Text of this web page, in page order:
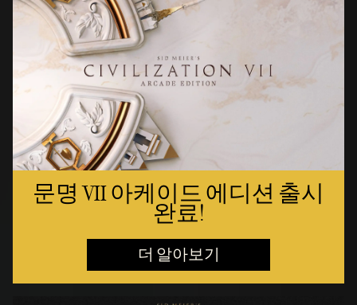
문명 VII 아케이드 에디션 출시
완료!
더 알아보기